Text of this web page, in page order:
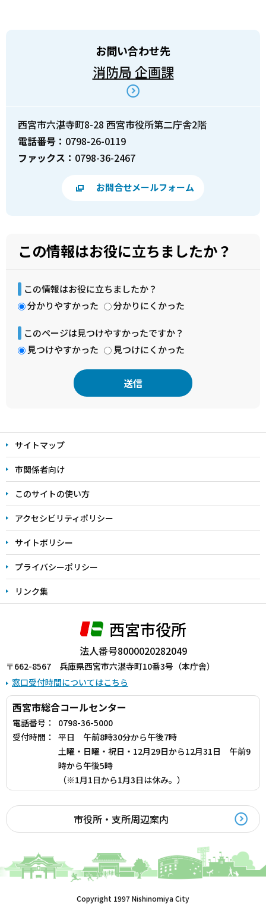
お問い合わせ先
消防局 企画課
西宮市六湛寺町8-28 西宮市役所第二庁舎2階
電話番号： 0798-26-0119
ファックス： 0798-36-2467
お問合せメールフォーム
この情報はお役に立ちましたか？
この情報はお役に立ちましたか？
分かりやすかった
分かりにくかった
このページは見つけやすかったですか？
見つけやすかった
見つけにくかった
文
こ
こ
ま
で
サイトマップ
市関係者向け
このサイトの使い方
アクセシビリティポリシー
サイトポリシー
プライバシーポリシー
リンク集
西宮市役所
法人番号8000020282049
〒662-8567 兵庫県西宮市六湛寺町10番3号（本庁舎）
窓口受付時間についてはこちら
西宮市総合コールセンター
電話番号：
0798-36-5000
受付時間：
平日 午前8時30分から午後7時
土曜・日曜・祝日・12月29日から12月31日 午前9
時から午後5時
（※1月1日から1月3日は休み。）
市役所・支所周辺案内
Copyright 1997 Nishinomiya City